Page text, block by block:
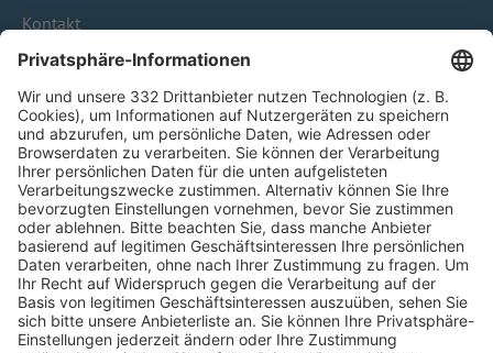
Kontakt
HÄUFIG BESUCHTE SEITEN
Pässe und Vereinswechsel
Trainerausbildung
Schulungsangebot Vereinsmitarbeiter
BFV-Geschäftsstellen
Trainerbörse
Login SpielPlus